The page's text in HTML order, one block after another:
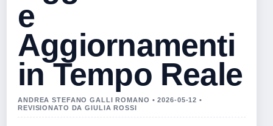
e
Aggiornamenti
in Tempo Reale
ANDREA STEFANO GALLI ROMANO • 2026-05-12 •
REVISIONATO DA GIULIA ROSSI